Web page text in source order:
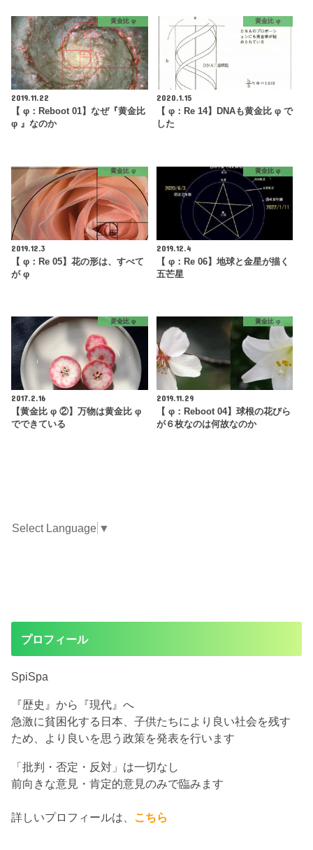
黄金比 φ
2019.11.22
【 φ：Reboot 01】なぜ『黄金比
φ 』なのか
黄金比 φ
2020.1.15
【 φ：Re 14】DNAも黄金比 φ で
した
黄金比 φ
2019.12.3
【 φ：Re 05】花の形は、すべて
が φ
黄金比 φ
2019.12.4
【 φ：Re 06】地球と金星が描く
五芒星
黄金比 φ
2017.2.16
【黄金比 φ ②】万物は黄金比 φ
でできている
黄金比 φ
2019.11.29
【 φ：Reboot 04】球根の花びら
が６枚なのは何故なのか
Select Language ▼
プロフィール
SpiSpa
『歴史』から『現代』へ
急激に貧困化する日本、子供たちにより良い社会を残す
ため、より良いを思う政策を発表を行います
「批判・否定・反対」は一切なし
前向きな意見・肯定的意見のみで臨みます
詳しいプロフィールは、 こちら